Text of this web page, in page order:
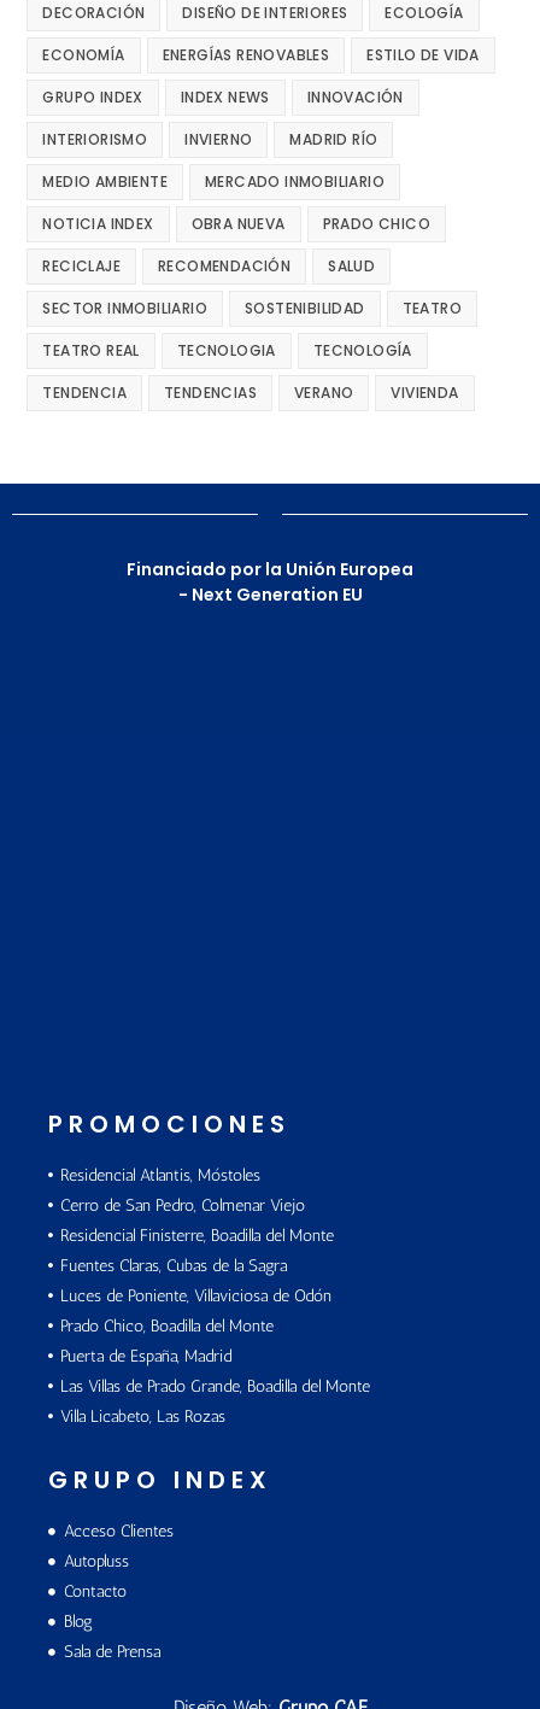
DECORACIÓN DISEÑO DE INTERIORES ECOLOGÍA
ECONOMÍA ENERGÍAS RENOVABLES ESTILO DE VIDA
GRUPO INDEX INDEX NEWS INNOVACIÓN
INTERIORISMO INVIERNO MADRID RÍO
MEDIO AMBIENTE MERCADO INMOBILIARIO
NOTICIA INDEX OBRA NUEVA PRADO CHICO
RECICLAJE RECOMENDACIÓN SALUD
SECTOR INMOBILIARIO SOSTENIBILIDAD TEATRO
TEATRO REAL TECNOLOGIA TECNOLOGÍA
TENDENCIA TENDENCIAS VERANO VIVIENDA
Financiado por la Unión Europea
- Next Generation EU
PROMOCIONES
Residencial Atlantis, Móstoles
Cerro de San Pedro, Colmenar Viejo
Residencial Finisterre, Boadilla del Monte
Fuentes Claras, Cubas de la Sagra
Luces de Poniente, Villaviciosa de Odón
Prado Chico, Boadilla del Monte
Puerta de España, Madrid
Las Villas de Prado Grande, Boadilla del Monte
Villa Licabeto, Las Rozas
GRUPO INDEX
Acceso Clientes
Autopluss
Contacto
Blog
Sala de Prensa